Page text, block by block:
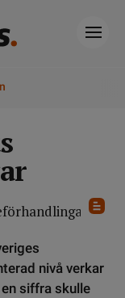
nivå verkar
siffra skulle